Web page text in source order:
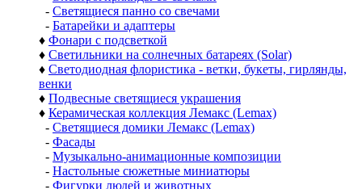
- Светящиеся панно со свечами
- Батарейки и адаптеры
♦ Фонари с подсветкой
♦ Светильники на солнечных батареях (Solar)
♦ Светодиодная флористика - ветки, букеты, гирлянды,
венки
♦ Подвесные светящиеся украшения
♦ Керамическая коллекция Лемакс (Lemax)
- Светящиеся домики Лемакс (Lemax)
- Фасады
- Музыкально-анимационные композиции
- Настольные сюжетные миниатюры
- Фигурки людей и животных